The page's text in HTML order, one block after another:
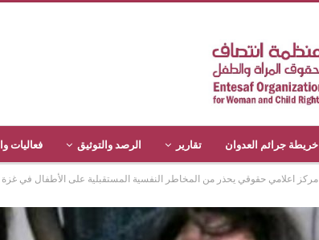
خريطة جرائم العدوان تقارير الرصد والتوثيق فعاليات
مركز اعلامي حقوقي يحذر من المخاطر النفسية المستقبلية على الأطفال في غزة